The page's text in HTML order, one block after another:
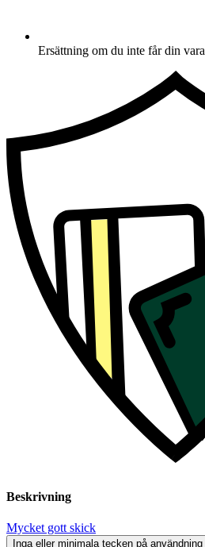
Ersättning om du inte får din vara
Beskrivning
Mycket gott skick
Inga eller minimala tecken på användning